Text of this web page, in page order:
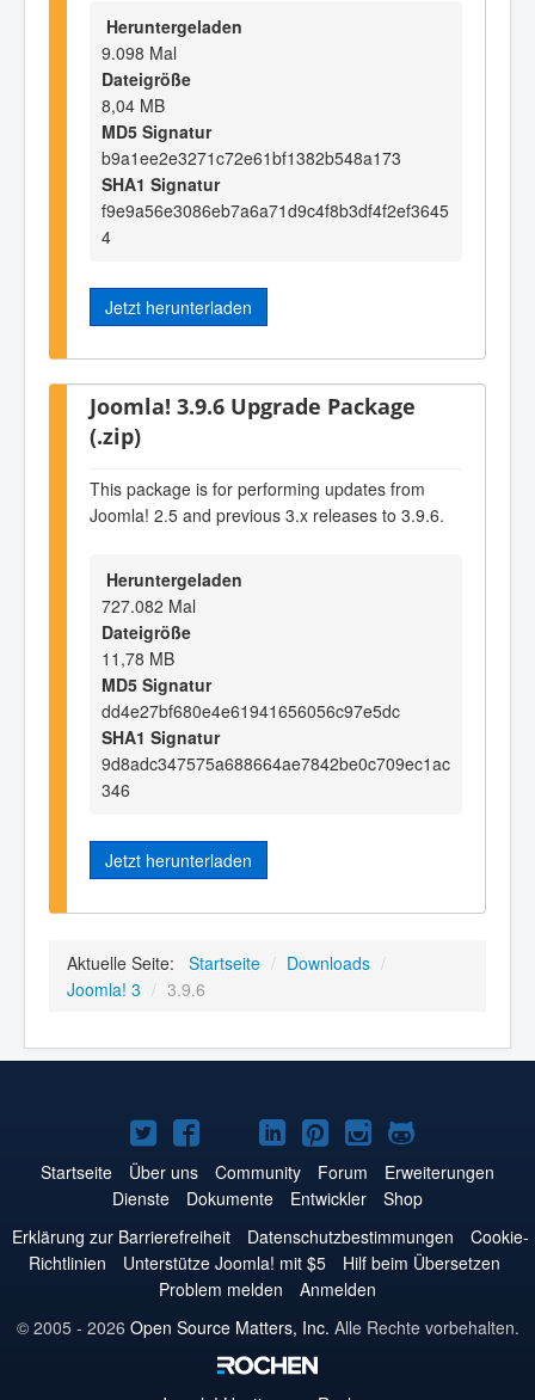
Heruntergeladen
9.098 Mal
Dateigröße
8,04 MB
MD5 Signatur
b9a1ee2e3271c72e61bf1382b548a173
SHA1 Signatur
f9e9a56e3086eb7a6a71d9c4f8b3df4f2ef3645
4
Jetzt herunterladen
Joomla! 3.9.6 Upgrade Package
(.zip)
This package is for performing updates from
Joomla! 2.5 and previous 3.x releases to 3.9.6.
Heruntergeladen
727.082 Mal
Dateigröße
11,78 MB
MD5 Signatur
dd4e27bf680e4e61941656056c97e5dc
SHA1 Signatur
9d8adc347575a688664ae7842be0c709ec1ac
346
Jetzt herunterladen
Aktuelle Seite: Startseite / Downloads /
Joomla! 3 / 3.9.6
Joomla!
auf
Twitter
Joomla!
auf
Facebook
Joomla!
auf
YouTube
Joomla!
auf
LinkedIn
Joomla!
auf
Pinterest
Joomla!
auf
Instagram
Joomla!
auf
GitHub
Startseite Über uns Community Forum
Erweiterungen
Dienste
Dokumente Entwickler
Shop
Erklärung zur Barrierefreiheit
Datenschutzbestimmungen
Cookie-
Richtlinien
Unterstütze Joomla! mit $5
Hilf beim Übersetzen
Problem melden
Anmelden
© 2005 - 2026 Open Source Matters, Inc. Alle Rechte vorbehalten.